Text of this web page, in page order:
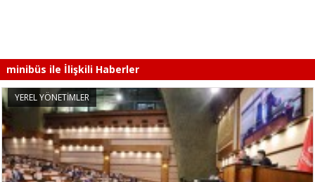
minibüs ile İlişkili Haberler
YEREL YÖNETİMLER